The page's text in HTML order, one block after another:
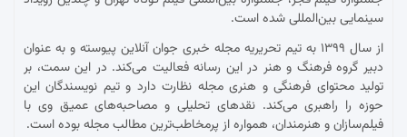
سینمایی بین‌المللی شده است.
از سال ۱۳۹۹ به تیم تحریریه مجله خبری جوان آنلاین پیوسته و به عنوان
دبیر گروه فرهنگ و هنر در این رسانه فعالیت می‌کند. در این سمت، بر
تولید محتوای فرهنگی و هنری مجله نظارت دارد و تیم نویسندگان این
حوزه را راهبری می‌کند. نقدهای تحلیلی و مصاحبه‌های عمیق وی با
فیلم‌سازان و هنرمندان، همواره از پرمخاطب‌ترین مطالب مجله بوده است.